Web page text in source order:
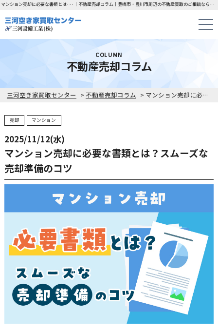
マンション売却に必要な書類とは･･･｜不動産売却コラム｜豊橋市・豊川市周辺の不動産買取のご相談なら「三河空き家買取センター」にお任せください！
三河空き家買取センター > 不動産売却コラム > マンション売却に必要な書類とは？スムーズな売却準備のコツ
COLUMN
不動産売却コラム
売却 マンション
2025/11/12(水)
マンション売却に必要な書類とは？スムーズな
売却準備のコツ